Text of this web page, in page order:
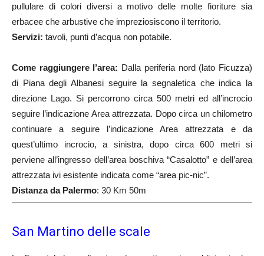
pullulare di colori diversi a motivo delle molte fioriture sia
erbacee che arbustive che impreziosiscono il territorio.
Servizi: tavoli, punti d’acqua non potabile.
Come raggiungere l’area: Dalla periferia nord (lato Ficuzza)
di Piana degli Albanesi seguire la segnaletica che indica la
direzione Lago. Si percorrono circa 500 metri ed all’incrocio
seguire l’indicazione Area attrezzata. Dopo circa un chilometro
continuare a seguire l’indicazione Area attrezzata e da
quest’ultimo incrocio, a sinistra, dopo circa 600 metri si
perviene all’ingresso dell’area boschiva “Casalotto” e dell’area
attrezzata ivi esistente indicata come “area pic-nic”.
Distanza da Palermo: 30 Km 50m
San Martino delle scale